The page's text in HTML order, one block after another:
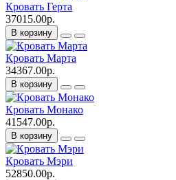
Кровать Герта
37015.00р.
В корзину
Кровать Марта
34367.00р.
В корзину
Кровать Монако
41547.00р.
В корзину
Кровать Мэри
52850.00р.